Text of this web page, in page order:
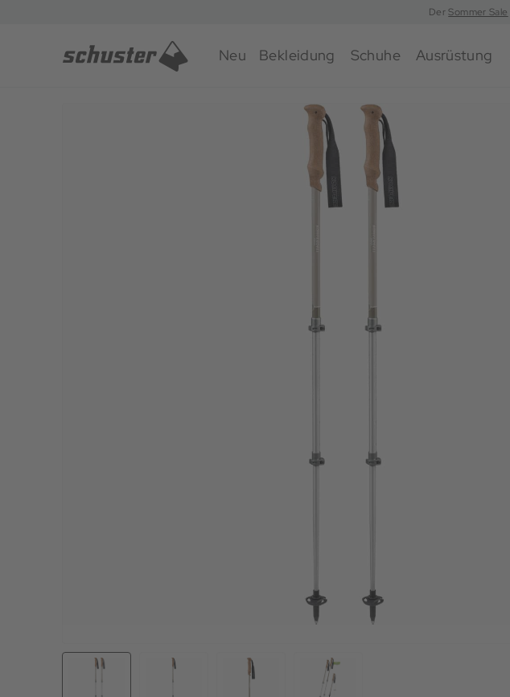
DerSommer Sale
Neu Bekleidung Schuhe Ausrüstung